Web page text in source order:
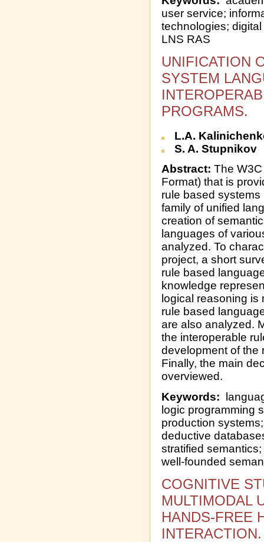
user service;
technologies;
LNS RAS
UNIFICATION
SYSTEM
PROGRAMS.
L.A.
S. A. Stupnikov
Abstract: The
Format) that is
rule based
family of unified
creation of
languages of
analyzed. To
project, a short
rule based
knowledge
logical reasoning
rule based
are also analyzed.
the interoperable
development of the
Finally, the main
overviewed.
Keywords:
logic programming
production
deductive
stratified
well-founded
COGNITIVE
MULTIMODAL
HANDS-FREE
INTERACTION.